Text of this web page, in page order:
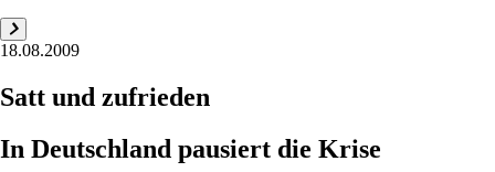
18.08.2009
Satt und zufrieden
In Deutschland pausiert die Krise